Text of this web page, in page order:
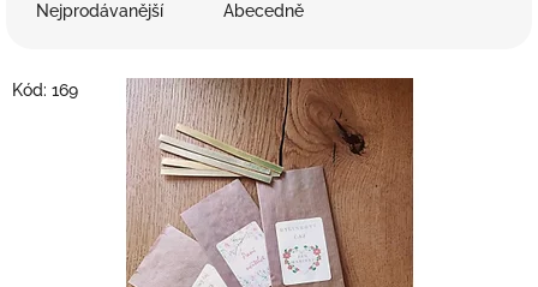
p
Nejprodávanější Abecedně
V
Kód: 169